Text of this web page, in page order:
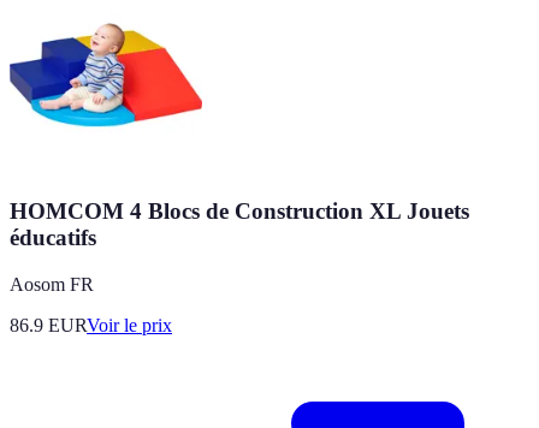
HOMCOM 4 Blocs de Construction XL Jouets
éducatifs
Aosom FR
86.9 EURVoir le prix